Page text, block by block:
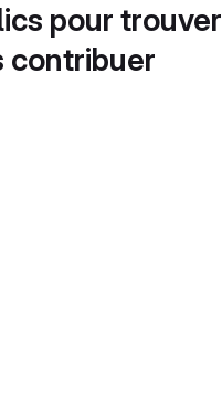
pour trouver
contribuer